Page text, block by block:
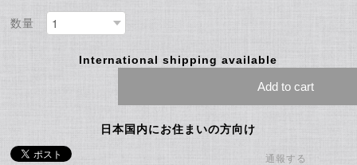
数量
International shipping available
Add to cart
日本国内にお住まいの方向け
通報する